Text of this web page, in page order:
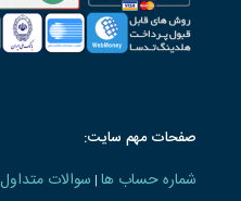
صفحات مهم سایت:
شماره حساب ها | سوالات متداول